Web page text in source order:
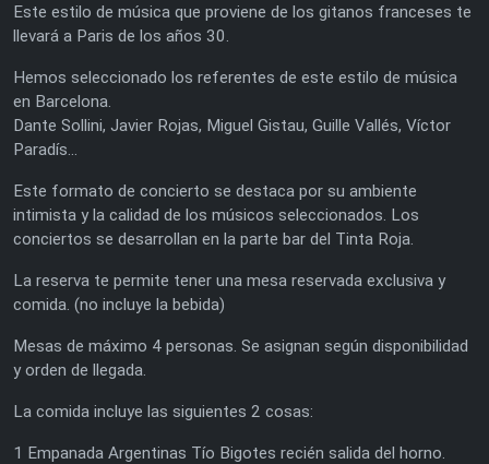
Este estilo de música que proviene de los gitanos franceses te
llevará a Paris de los años 30.
Hemos seleccionado los referentes de este estilo de música
en Barcelona.
Dante Sollini, Javier Rojas, Miguel Gistau, Guille Vallés, Víctor
Paradís...
Este formato de concierto se destaca por su ambiente
intimista y la calidad de los músicos seleccionados. Los
conciertos se desarrollan en la parte bar del Tinta Roja.
La reserva te permite tener una mesa reservada exclusiva y
comida. (no incluye la bebida)
Mesas de máximo 4 personas. Se asignan según disponibilidad
y orden de llegada.
La comida incluye las siguientes 2 cosas:
1 Empanada Argentinas Tío Bigotes recién salida del horno.